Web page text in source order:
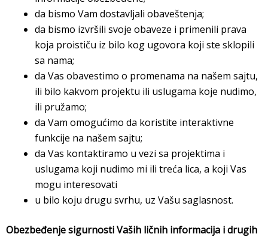
da bismo Vam dostavljali obaveštenja;
da bismo izvršili svoje obaveze i primenili prava
koja proističu iz bilo kog ugovora koji ste sklopili
sa nama;
da Vas obavestimo o promenama na našem sajtu,
ili bilo kakvom projektu ili uslugama koje nudimo,
ili pružamo;
da Vam omogućimo da koristite interaktivne
funkcije na našem sajtu;
da Vas kontaktiramo u vezi sa projektima i
uslugama koji nudimo mi ili treća lica, a koji Vas
mogu interesovati
u bilo koju drugu svrhu, uz Vašu saglasnost.
Obezbeđenje sigurnosti Vaših ličnih informacija i drugih